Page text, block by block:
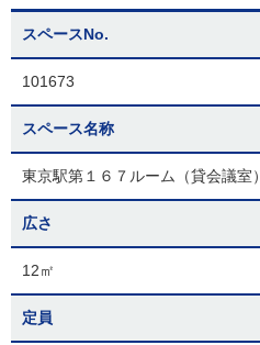
スペースNo.
101673
スペース名称
東京駅第１６７ルーム（貸会議室）
広さ
12㎡
定員